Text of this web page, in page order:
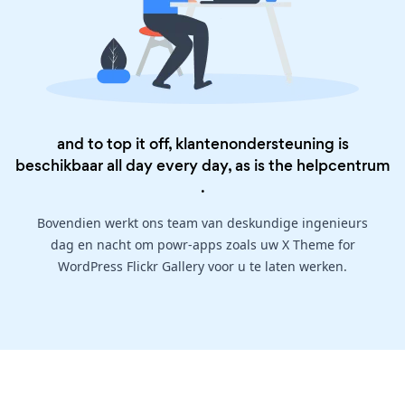
and to top it off, klantenondersteuning is
beschikbaar all day every day, as is the helpcentrum
.
Bovendien werkt ons team van deskundige ingenieurs
dag en nacht om powr-apps zoals uw X Theme for
WordPress Flickr Gallery voor u te laten werken.